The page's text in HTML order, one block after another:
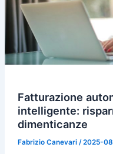
Fatturazione
intelligente:
dimenticanze
Fabrizio Canevari /2025-